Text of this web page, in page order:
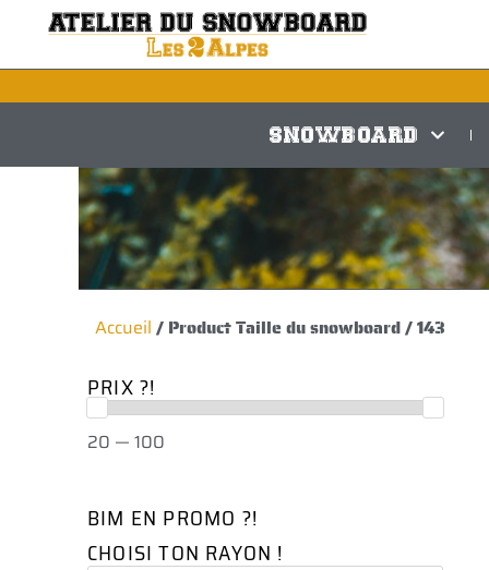
SNOWBOARD
Accueil / Product Taille du snowboard / 143
PRIX ?!
20 — 100
BIM EN PROMO ?!
CHOISI TON RAYON !